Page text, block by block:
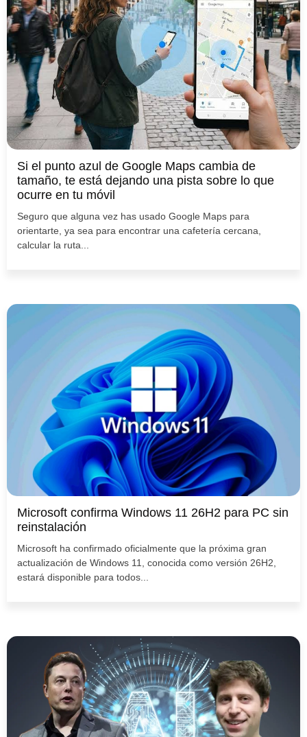
Si el punto azul de Google Maps cambia de
tamaño, te está dejando una pista sobre lo que
ocurre en tu móvil
Seguro que alguna vez has usado Google Maps para
orientarte, ya sea para encontrar una cafetería cercana,
calcular la ruta...
Microsoft confirma Windows 11 26H2 para PC sin
reinstalación
Microsoft ha confirmado oficialmente que la próxima gran
actualización de Windows 11, conocida como versión 26H2,
estará disponible para todos...